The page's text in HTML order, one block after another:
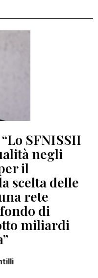
SFNISSII
negli
il
scelta delle
rete
di
miliardi